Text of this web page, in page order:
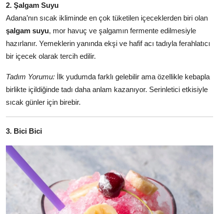
2. Şalgam Suyu
Adana’nın sıcak ikliminde en çok tüketilen içeceklerden biri olan
şalgam suyu, mor havuç ve şalgamın fermente edilmesiyle
hazırlanır. Yemeklerin yanında ekşi ve hafif acı tadıyla ferahlatıcı
bir içecek olarak tercih edilir.
Tadım Yorumu: İlk yudumda farklı gelebilir ama özellikle kebapla
birlikte içildiğinde tadı daha anlam kazanıyor. Serinletici etkisiyle
sıcak günler için birebir.
3. Bici Bici